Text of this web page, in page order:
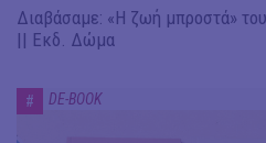
Διαβάσαμε: «Η ζωή μπροστά»
|| Εκδ. Δώμα
# DE-BOOK